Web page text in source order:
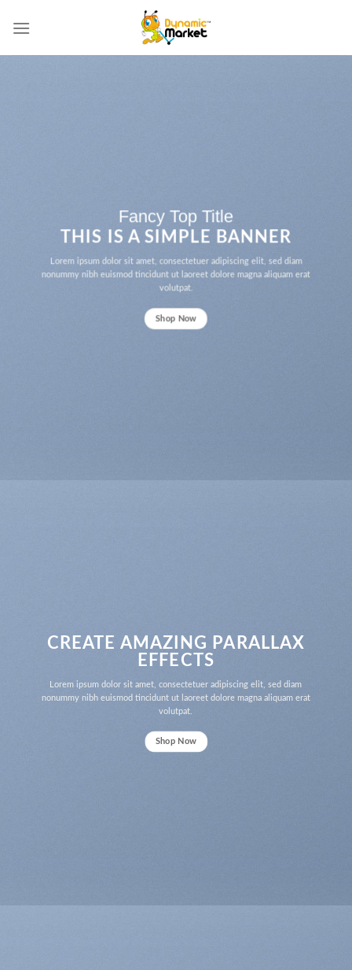
Fancy Top Title
THIS IS A SIMPLE BANNER
Lorem ipsum dolor sit amet, consectetuer adipiscing elit, sed diam
nonummy nibh euismod tincidunt ut laoreet dolore magna aliquam erat
volutpat.
Shop Now
CREATE AMAZING PARALLAX
EFFECTS
Lorem ipsum dolor sit amet, consectetuer adipiscing elit, sed diam
nonummy nibh euismod tincidunt ut laoreet dolore magna aliquam erat
volutpat.
Shop Now